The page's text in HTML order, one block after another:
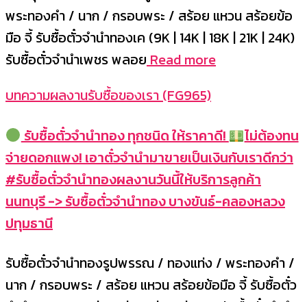
พระทองคำ / นาก / กรอบพระ / สร้อย แหวน สร้อยข้อ
มือ จี้ รับซื้อตั๋วจำนำทองเค (9K | 14K | 18K | 21K | 24K)
รับซื้อตั๋วจำนำเพชร พลอยRead more
บทความผลงานรับซื้อของเรา (FG965)
รับซื้อตั๋วจำนำทอง ทุกชนิด ให้ราคาดี!
ไม่ต้องทน
จ่ายดอกแพง! เอาตั๋วจำนำมาขายเป็นเงินกับเราดีกว่า
#รับซื้อตั๋วจำนำทองผลงานวันนี้ให้บริการลูกค้า
นนทบุรี -> รับซื้อตั๋วจำนำทอง บางขันธ์-คลองหลวง
ปทุมธานี
รับซื้อตั๋วจำนำทองรูปพรรณ / ทองแท่ง / พระทองคำ /
นาก / กรอบพระ / สร้อย แหวน สร้อยข้อมือ จี้ รับซื้อตั๋ว